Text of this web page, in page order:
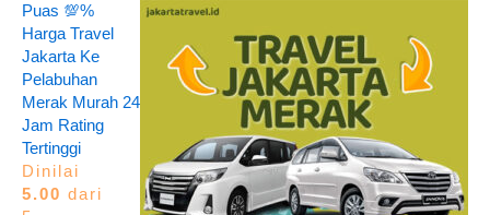
Puas 💯%
Harga Travel
Jakarta Ke
Pelabuhan
Merak Murah 24
Jam Rating
Tertinggi
Dinilai
5.00 dari